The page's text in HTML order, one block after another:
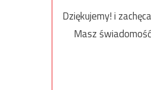
Dziękujemy! i
Masz